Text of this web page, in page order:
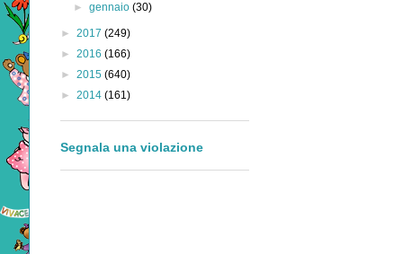
►gennaio(30)
► 2017 (249)
► 2016 (166)
► 2015 (640)
► 2014 (161)
Segnala una violazione